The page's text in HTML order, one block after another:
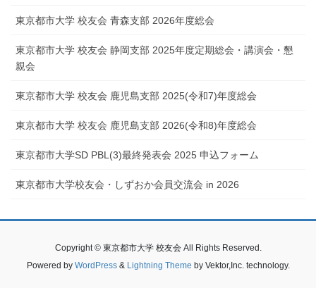
東京都市大学 校友会 青森支部 2026年度総会
東京都市大学 校友会 静岡支部 2025年度定期総会・講演会・懇
親会
東京都市大学 校友会 鹿児島支部 2025(令和7)年度総会
東京都市大学 校友会 鹿児島支部 2026(令和8)年度総会
東京都市大学SD PBL(3)最終発表会 2025 申込フォーム
東京都市大学校友会・しずおか会員交流会 in 2026
Copyright © 東京都市大学 校友会 All Rights Reserved.
Powered by WordPress& Lightning Theme by Vektor,Inc. technology.